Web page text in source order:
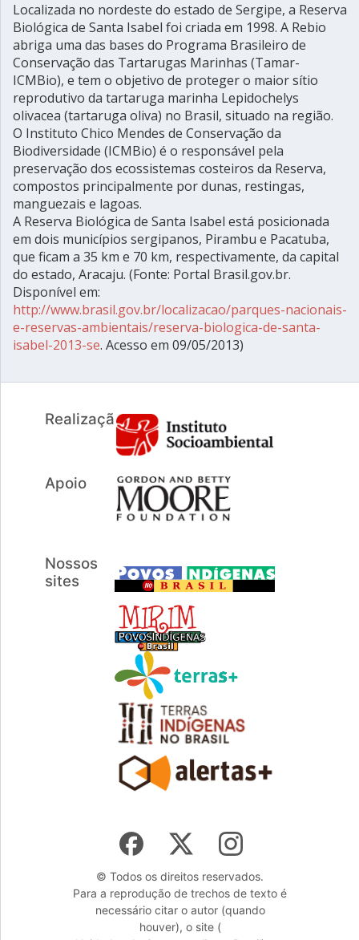
Localizada no nordeste do estado de Sergipe, a Reserva
Biológica de Santa Isabel foi criada em 1998. A Rebio
abriga uma das bases do Programa Brasileiro de
Conservação das Tartarugas Marinhas (Tamar-
ICMBio), e tem o objetivo de proteger o maior sítio
reprodutivo da tartaruga marinha Lepidochelys
olivacea (tartaruga oliva) no Brasil, situado na região.
O Instituto Chico Mendes de Conservação da
Biodiversidade (ICMBio) é o responsável pela
preservação dos ecossistemas costeiros da Reserva,
compostos principalmente por dunas, restingas,
manguezais e lagoas.
A Reserva Biológica de Santa Isabel está posicionada
em dois municípios sergipanos, Pirambu e Pacatuba,
que ficam a 35 km e 70 km, respectivamente, da capital
do estado, Aracaju. (Fonte: Portal Brasil.gov.br.
Disponível em:
http://www.brasil.gov.br/localizacao/parques-nacionais-
e-reservas-ambientais/reserva-biologica-de-santa-
isabel-2013-se. Acesso em 09/05/2013)